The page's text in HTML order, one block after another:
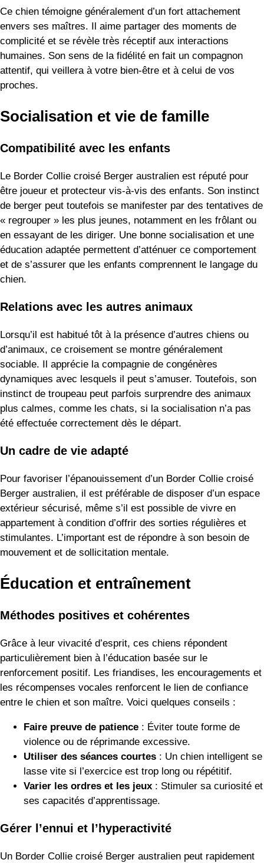
Ce chien témoigne généralement d’un fort attachement
envers ses maîtres. Il aime partager des moments de
complicité et se révèle très réceptif aux interactions
humaines. Son sens de la fidélité en fait un compagnon
attentif, qui veillera à votre bien-être et à celui de vos
proches.
Socialisation et vie de famille
Compatibilité avec les enfants
Le Border Collie croisé Berger australien est réputé pour
être joueur et protecteur vis-à-vis des enfants. Son instinct
de berger peut toutefois se manifester par des tentatives de
« regrouper » les plus jeunes, notamment en les frôlant ou
en essayant de les diriger. Une bonne socialisation et une
éducation adaptée permettent d’atténuer ce comportement
et de s’assurer que les enfants comprennent le langage du
chien.
Relations avec les autres animaux
Lorsqu’il est habitué tôt à la présence d’autres chiens ou
d’animaux, ce croisement se montre généralement
sociable. Il apprécie la compagnie de congénères
dynamiques avec lesquels il peut s’amuser. Toutefois, son
instinct de troupeau peut parfois surprendre des animaux
plus calmes, comme les chats, si la socialisation n’a pas
été effectuée correctement dès le départ.
Un cadre de vie adapté
Pour favoriser l’épanouissement d’un Border Collie croisé
Berger australien, il est préférable de disposer d’un espace
extérieur sécurisé, même s’il est possible de vivre en
appartement à condition d’offrir des sorties régulières et
stimulantes. L’important est de répondre à son besoin de
mouvement et de sollicitation mentale.
Éducation et entraînement
Méthodes positives et cohérentes
Grâce à leur vivacité d’esprit, ces chiens répondent
particulièrement bien à l’éducation basée sur le
renforcement positif. Les friandises, les encouragements et
les récompenses vocales renforcent le lien de confiance
entre le chien et son maître. Voici quelques conseils :
Faire preuve de patience : Éviter toute forme de
violence ou de réprimande excessive.
Utiliser des séances courtes : Un chien intelligent se
lasse vite si l’exercice est trop long ou répétitif.
Varier les ordres et les jeux : Stimuler sa curiosité et
ses capacités d’apprentissage.
Gérer l’ennui et l’hyperactivité
Un Border Collie croisé Berger australien peut rapidement